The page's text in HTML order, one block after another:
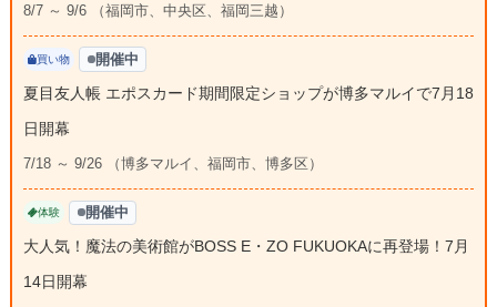
8/7 ～ 9/6 （福岡市、中央区、福岡三越）
買い物 開催中
夏目友人帳 エポスカード期間限定ショップが博多マルイで7月18
日開幕
7/18 ～ 9/26 （博多マルイ、福岡市、博多区）
体験 開催中
大人気！魔法の美術館がBOSS E・ZO FUKUOKAに再登場！7月
14日開幕